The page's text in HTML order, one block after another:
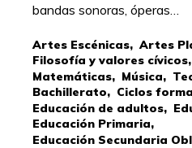
bandas sonoras, óperas…
Artes Escénicas, Artes
Filosofía y valores cívicos,
Matemáticas, Música,
Bachillerato, Ciclos
Educación de adultos,
Educación Primaria,
Educación Secundaria